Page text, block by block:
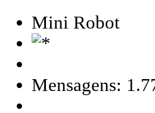
Mini Robot
Mensagens: